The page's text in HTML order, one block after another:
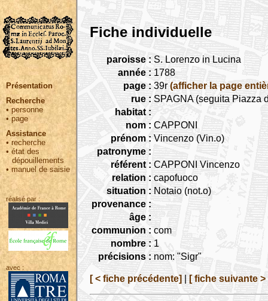
Présentation
Recherche
• personne
•page
Assistance
• recherche
•état des
dépouillements
•manuel de saisie
réalisé par :
avec :
Fiche individuelle
paroisse : S. Lorenzo in Lucina
année : 1788
page : 39r (afficher la page
rue : SPAGNA (seguita Piazza
habitat :
nom : CAPPONI
prénom : Vincenzo (Vin.o)
patronyme :
référent : CAPPONI Vincenzo
relation : capofuoco
situation : Notaio (not.o)
provenance :
âge :
communion : com
nombre : 1
précisions : nom: "Sigr"
[ < fiche précédente] [ fiche suivante >